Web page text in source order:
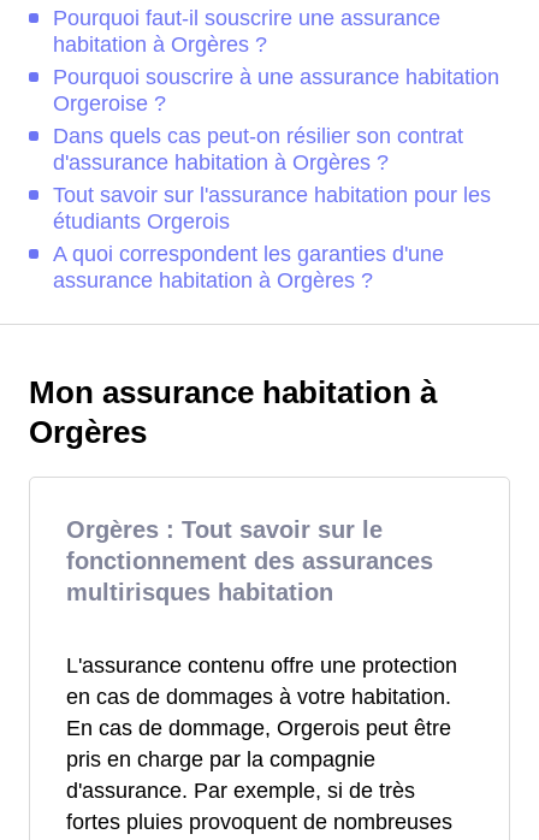
Pourquoi faut-il souscrire une assurance
habitation à Orgères ?
Pourquoi souscrire à une assurance habitation
Orgeroise ?
Dans quels cas peut-on résilier son contrat
d'assurance habitation à Orgères ?
Tout savoir sur l'assurance habitation pour les
étudiants Orgerois
A quoi correspondent les garanties d'une
assurance habitation à Orgères ?
Mon assurance habitation à
Orgères
Orgères : Tout savoir sur le
fonctionnement des assurances
multirisques habitation
L'assurance contenu offre une protection
en cas de dommages à votre habitation.
En cas de dommage, Orgerois peut être
pris en charge par la compagnie
d'assurance. Par exemple, si de très
fortes pluies provoquent de nombreuses